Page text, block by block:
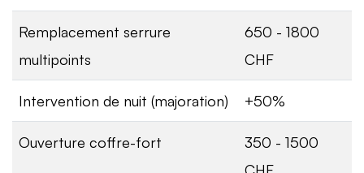
Remplacement serrure
multipoints
650 - 1800
CHF
Intervention de nuit (majoration) +50%
Ouverture coffre-fort
350 - 1500